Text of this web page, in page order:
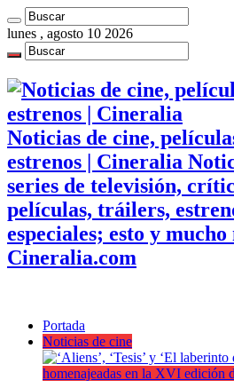
lunes , agosto 10 2026
Noticias de cine,
estrenos | Cineralia
series de televisión,
películas, tráilers,
especiales; esto y mucho
Cineralia.com
Portada
Noticias de cine